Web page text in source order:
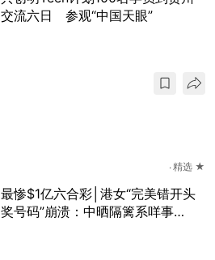
交流六日 参观“中国天眼”
精选 ★
最惨$1亿六合彩│港女“完美错开头
奖号码”崩溃：中晒隔篱系咩事…